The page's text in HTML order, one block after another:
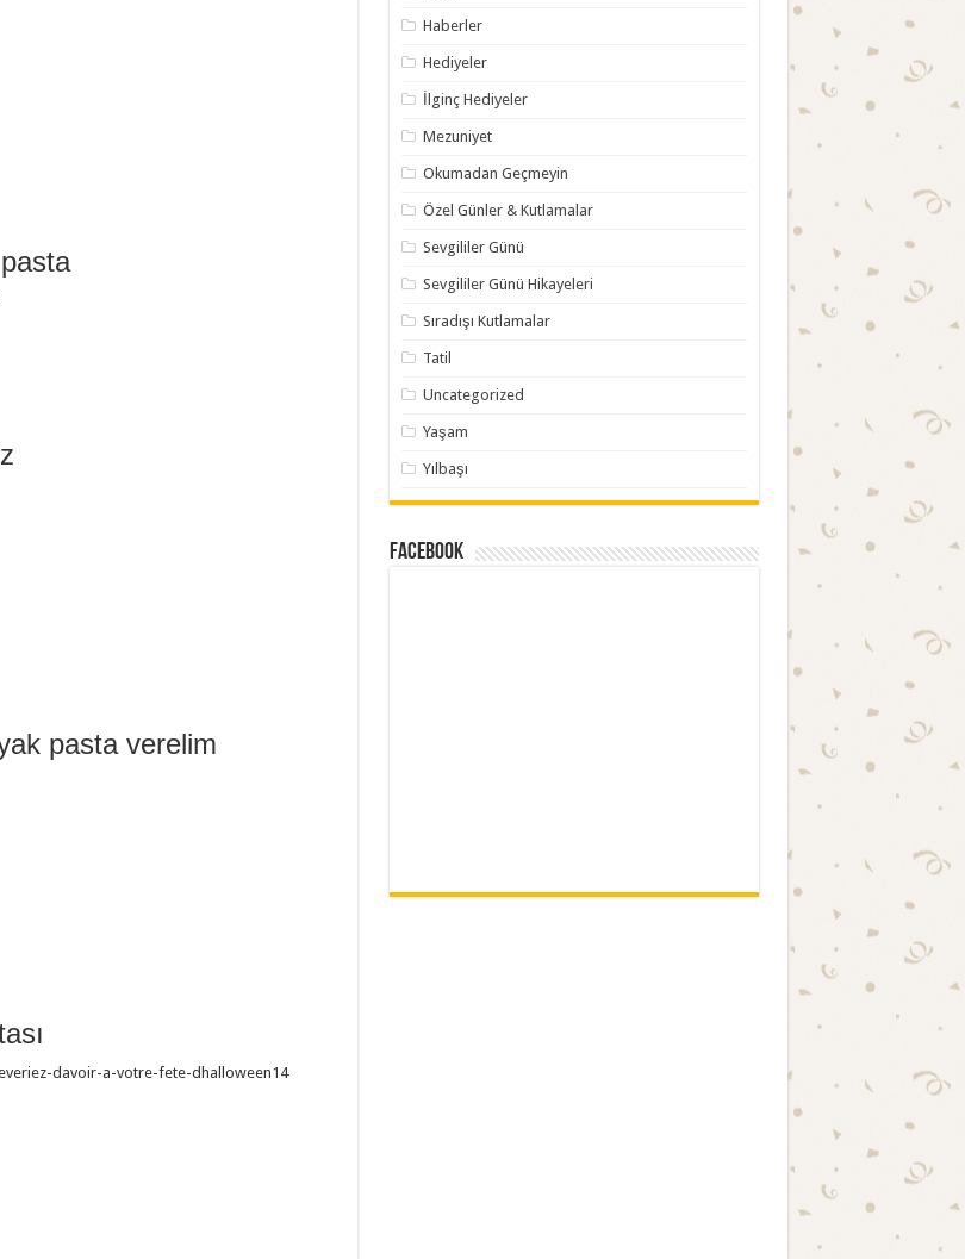
pasta verelim
Haberler
Hediyeler
İlginç Hediyeler
Mezuniyet
Okumadan Geçmeyin
Özel Günler & Kutlamalar
Sevgililer Günü
Sevgililer Günü Hikayeleri
Sıradışı Kutlamalar
Tatil
Uncategorized
Yaşam
Yılbaşı
Facebook